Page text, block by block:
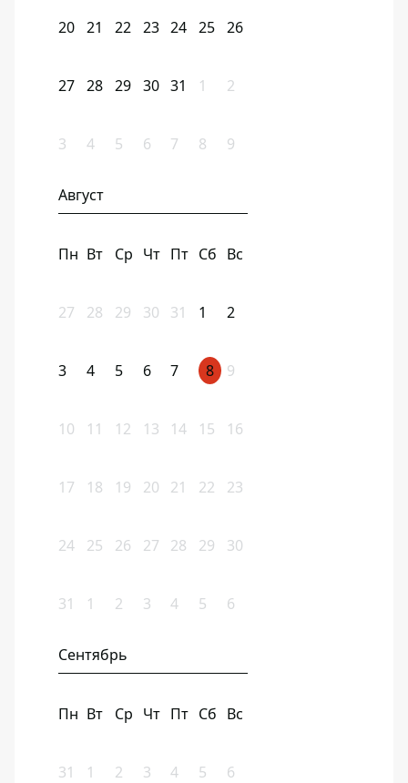
20 21 22 23 24 25 26
27 28 29 30 31 1 2
3 4 5 6 7 8 9
Август
Пн Вт Ср Чт Пт Сб Вс
27 28 29 30 31 1 2
3 4 5 6 7 8 9
10 11 12 13 14 15 16
17 18 19 20 21 22 23
24 25 26 27 28 29 30
31 1 2 3 4 5 6
Сентябрь
Пн Вт Ср Чт Пт Сб Вс
31 1 2 3 4 5 6